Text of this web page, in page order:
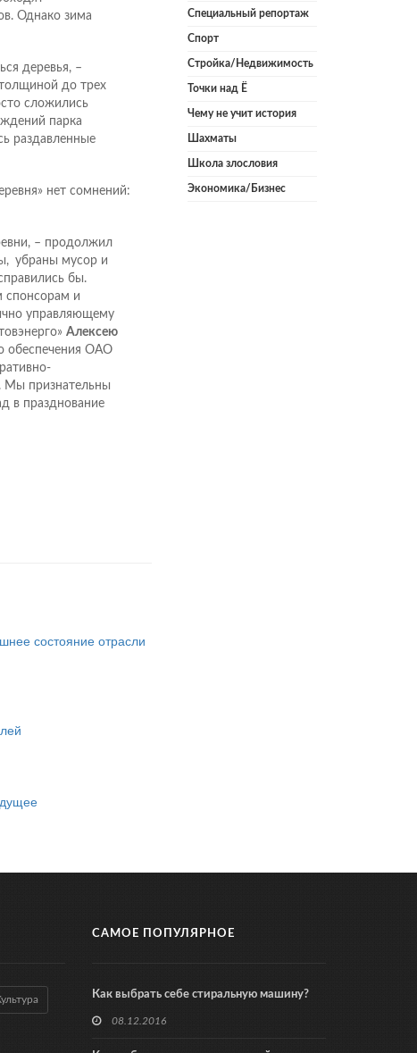
Однако зима
деревья, –
до трех
сложились
парка
раздавленные
нет сомнений:
– продолжил
убраны му­сор и
бы.
спонсорам и
управляющему
Алексею
обеспечения ОАО
Мы признательны
в празднование
состояние отрасли
Специальный репортаж
Спорт
Стройка/Недвижимость
Точки над Ё
Чему не учит история
Шахматы
Школа злословия
Экономика/Бизнес
САМОЕ ПОПУЛЯРНОЕ
Как выбрать себе стиральную машину?
08.12.2016